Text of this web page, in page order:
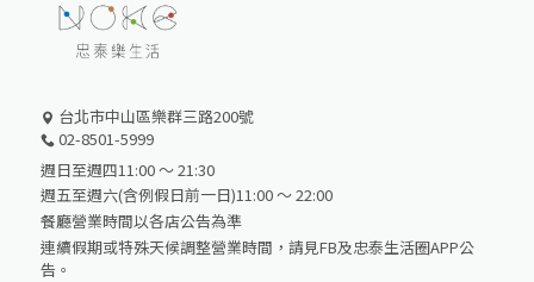
台北市中山區樂群三路200號
02-8501-5999
週日至週四11:00 ～ 21:30
週五至週六(含例假日前一日)11:00 ～ 22:00
餐廳營業時間以各店公告為準
連續假期或特殊天候調整營業時間，請見FB及忠泰生活圈APP公
告。